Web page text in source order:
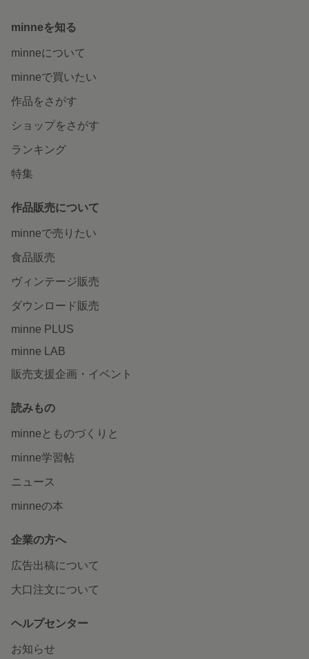
minneを知る
minneについて
minneで買いたい
作品をさがす
ショップをさがす
ランキング
特集
作品販売について
minneで売りたい
食品販売
ヴィンテージ販売
ダウンロード販売
minne PLUS
minne LAB
販売支援企画・イベント
読みもの
minneとものづくりと
minne学習帖
ニュース
minneの本
企業の方へ
広告出稿について
大口注文について
ヘルプセンター
お知らせ